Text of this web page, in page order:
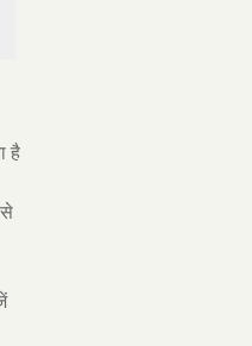
है